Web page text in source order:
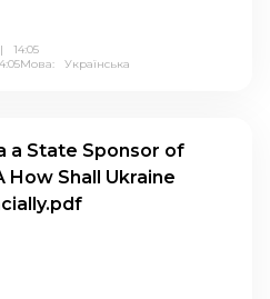
14:05
Мова: Українська
a State Sponsor of
How Shall Ukraine